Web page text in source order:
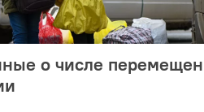
о числе